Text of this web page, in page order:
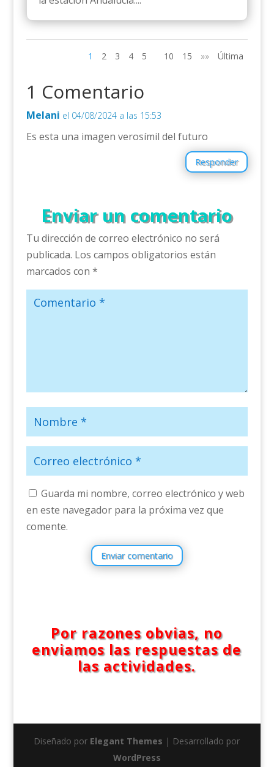
1 2 3 4 5 10 15 »» Última
1 Comentario
Melani el 04/08/2024 a las 15:53
Es esta una imagen verosímil del futuro
Responder
Enviar un comentario
Tu dirección de correo electrónico no será
publicada. Los campos obligatorios están
marcados con *
Guarda mi nombre, correo electrónico y web
en este navegador para la próxima vez que
comente.
Enviar comentario
Por razones obvias, no
enviamos las respuestas de
las actividades.
Diseñado por Elegant Themes | Desarrollado por
WordPress